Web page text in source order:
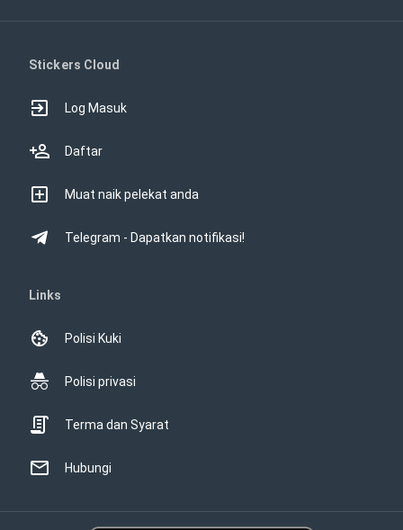
Stickers Cloud
Log Masuk
Daftar
Muat naik pelekat anda
Telegram - Dapatkan notifikasi!
Links
Polisi Kuki
Polisi privasi
Terma dan Syarat
Hubungi